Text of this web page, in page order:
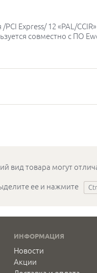
Express/ 12 «PAL/
совместно с ПО
вид товара могут
ее и нажмите
ИНФОРМАЦИЯ
Новости
Акции